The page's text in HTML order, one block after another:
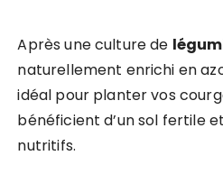
Après une culture de
naturellement enrichi en
idéal pour planter vos
bénéficient d’un sol fertile
nutritifs.